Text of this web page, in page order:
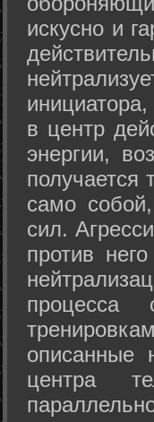
искусно и
в центр
энергии,
получается
само
сил.
против
процесса
описанные
центра